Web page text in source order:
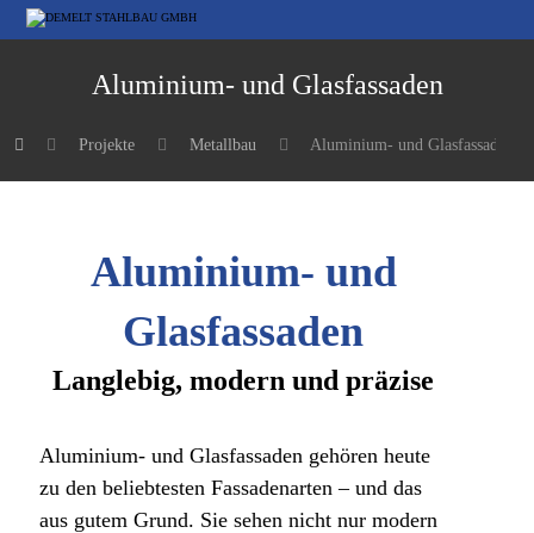
Aluminium- und Glasfassaden
Projekte Metallbau Aluminium- und Glasfassaden
Aluminium- und
Glasfassaden
Langlebig, modern und präzise
Aluminium- und Glasfassaden gehören heute
zu den beliebtesten Fassadenarten – und das
aus gutem Grund. Sie sehen nicht nur modern